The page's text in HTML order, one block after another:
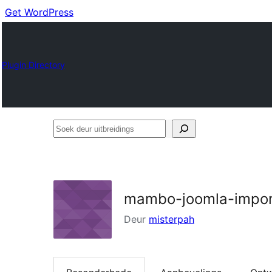
Get WordPress
Plugin Directory
Soek
mambo-joomla-
Deur misterpah